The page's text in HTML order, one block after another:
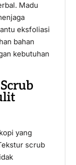
Madu
eksfoliasi
bahan
kebutuhan
yang
scrub